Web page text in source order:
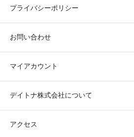
プライバシーポリシー
お問い合わせ
マイアカウント
デイトナ株式会社について
アクセス